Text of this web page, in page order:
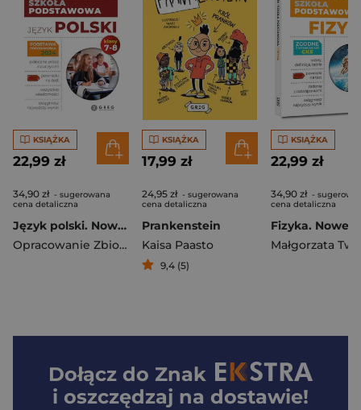
KSIĄŻKA
22,99 zł
34,90 zł - sugerowana
cena detaliczna
Język polski. Nowe Repetytorium 2025. Szkoła podstawowa. Klasa 7-8
Opracowanie Zbiorowe
KSIĄŻKA
17,99 zł
24,95 zł - sugerowana
cena detaliczna
Prankenstein
Kaisa Paasto
9,4 (5)
KSIĄŻKA
22,99 zł
34,90 zł -
cena detaliczna
Dołącz do Znak
i oszczędzaj na dostawie!